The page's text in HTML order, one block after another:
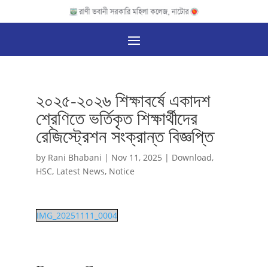
২০২৫-২০২৬ শিক্ষাবর্ষে একাদশ
শ্রেণিতে ভর্তিকৃত শিক্ষার্থীদের
রেজিস্ট্রেশন সংক্রান্ত বিজ্ঞপ্তি
by Rani Bhabani | Nov 11, 2025 | Download,
HSC, Latest News, Notice
IMG_20251111_0004